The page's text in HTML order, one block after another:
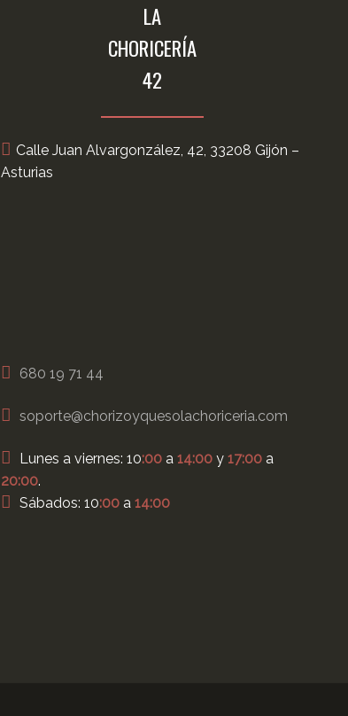
LA
CHORICERÍA
42
Calle Juan Alvargonzález, 42, 33208 Gijón –
Asturias
680 19 71 44
soporte@chorizoyquesolachoriceria.com
Lunes a viernes: 10:00 a14:00 y17:00 a
20:00.
Sábados: 10:00 a14:00